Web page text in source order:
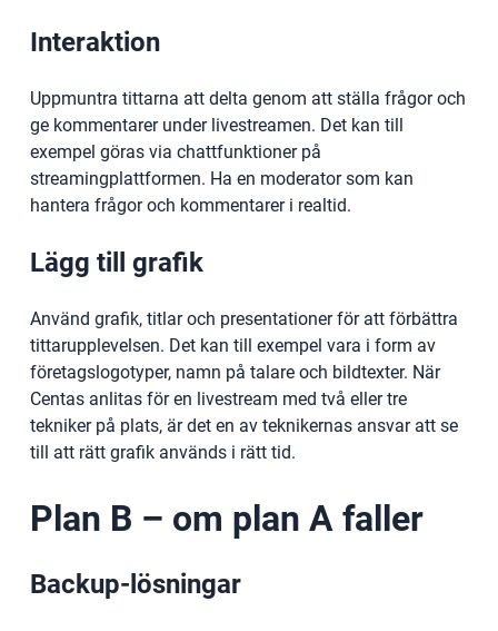
Interaktion
Uppmuntra tittarna att delta genom att ställa frågor och
ge kommentarer under livestreamen. Det kan till
exempel göras via chattfunktioner på
streamingplattformen. Ha en moderator som kan
hantera frågor och kommentarer i realtid.
Lägg till grafik
Använd grafik, titlar och presentationer för att förbättra
tittarupplevelsen. Det kan till exempel vara i form av
företagslogotyper, namn på talare och bildtexter. När
Centas anlitas för en livestream med två eller tre
tekniker på plats, är det en av teknikernas ansvar att se
till att rätt grafik används i rätt tid.
Plan B – om plan A faller
Backup-lösningar